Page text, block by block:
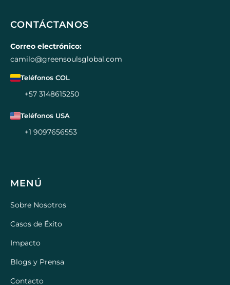
CONTÁCTANOS
Correo electrónico:
camilo@greensoulsglobal.com
Teléfonos COL
+57 3148615250
Teléfonos USA
+1 9097656553
MENÚ
Sobre Nosotros
Casos de Éxito
Impacto
Blogs y Prensa
Contacto